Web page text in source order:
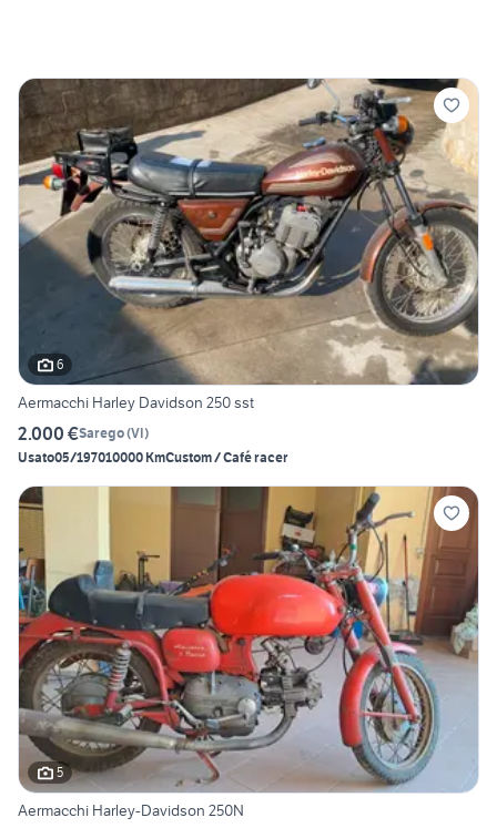
6
Aermacchi Harley Davidson 250 sst
2.000 €Sarego(VI)
Usato05/197010000 KmCustom / Café racer
5
Aermacchi Harley-Davidson 250N